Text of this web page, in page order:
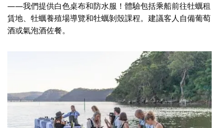
——我們提供白色桌布和防水服！體驗包括乘船前往牡蠣租
賃地、牡蠣養殖場導覽和牡蠣剝殼課程。建議客人自備葡萄
酒或氣泡酒佐餐。